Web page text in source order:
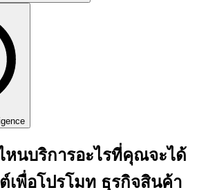
หนบริการอะไรที่คุณจะได้
ต์เพื่อโปรโมท ธุรกิจสินค้า